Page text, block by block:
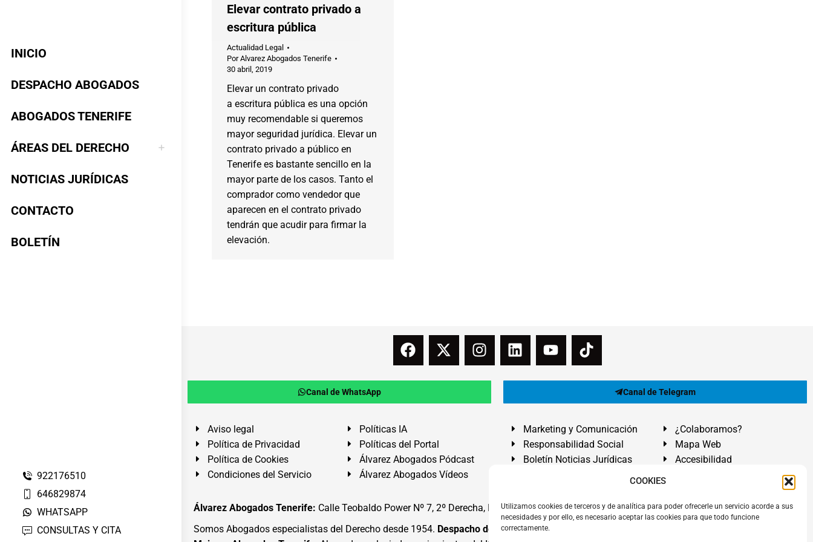
COOKIES
Utilizamos cookies de terceros y de analítica para poder ofrecerle un servicio acorde a sus
necesidades y por ello, es necesario aceptar las cookies para que todo funcione
correctamente.
INICIO
DESPACHO ABOGADOS
ABOGADOS TENERIFE
ÁREAS DEL DERECHO
NOTICIAS JURÍDICAS
CONTACTO
BOLETÍN
922176510
646829874
WHATSAPP
CONSULTAS Y CITA
Elevar contrato privado a
escritura pública
Actualidad Legal
PorAlvarez Abogados Tenerife
30 abril, 2019
Elevar un contrato privado
a escritura pública es una opción
muy recomendable si queremos
mayor seguridad jurídica. Elevar un
contrato privado a público en
Tenerife es bastante sencillo en la
mayor parte de los casos. Tanto el
comprador como vendedor que
aparecen en el contrato privado
tendrán que acudir para firmar la
elevación.
Canal de WhatsApp Canal de Telegram
Aviso legal
Política de Privacidad
Política de Cookies
Condiciones del Servicio
Políticas IA
Políticas del Portal
Álvarez Abogados Pódcast
Álvarez Abogados Vídeos
Marketing y Comunicación
Responsabilidad Social
Boletín Noticias Jurídicas
¿Colaboramos?
Mapa Web
Accesibilidad
Álvarez Abogados Tenerife: Calle Teobaldo Power Nº 7, 2º Derecha, El Médano, Granadilla de Abona, Santa Cruz de Tenerife. Islas Canarias.
Somos Abogados especialistas del Derecho desde 1954. Despacho de Abogados El Médano